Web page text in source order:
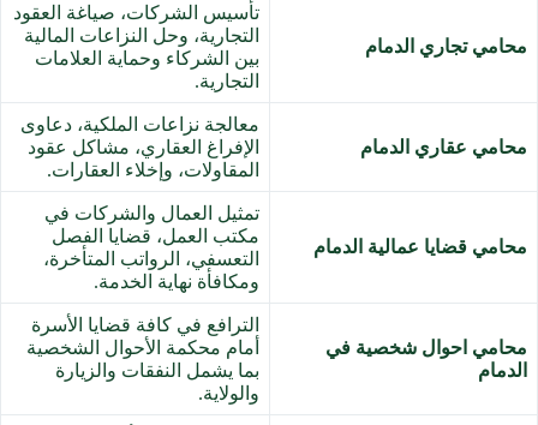
محامي تجاري الدمام
تأسيس الشركات، صياغة العقود
التجارية، وحل النزاعات المالية
بين الشركاء وحماية العلامات
التجارية.
محامي عقاري الدمام
معالجة نزاعات الملكية، دعاوى
الإفراغ العقاري، مشاكل عقود
المقاولات، وإخلاء العقارات.
محامي قضايا عمالية الدمام
تمثيل العمال والشركات في
مكتب العمل، قضايا الفصل
التعسفي، الرواتب المتأخرة،
ومكافأة نهاية الخدمة.
محامي احوال شخصية في
الدمام
الترافع في كافة قضايا الأسرة
أمام محكمة الأحوال الشخصية
بما يشمل النفقات والزيارة
والولاية.